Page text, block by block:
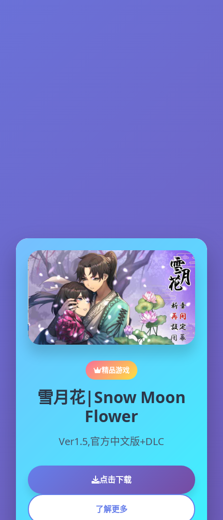
精品游戏
雪月花|Snow Moon
Flower
Ver1.5,官方中文版+DLC
点击下载
了解更多